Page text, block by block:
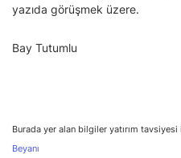
yazıda görüşmek üzere.
Bay Tutumlu
Burada yer alan bilgiler yatırım
Beyanı